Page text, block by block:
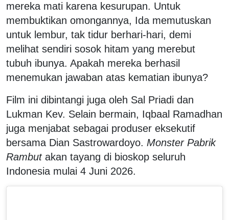
mereka mati karena kesurupan. Untuk
membuktikan omongannya, Ida memutuskan
untuk lembur, tak tidur berhari-hari, demi
melihat sendiri sosok hitam yang merebut
tubuh ibunya. Apakah mereka berhasil
menemukan jawaban atas kematian ibunya?
Film ini dibintangi juga oleh Sal Priadi dan
Lukman Kev. Selain bermain, Iqbaal Ramadhan
juga menjabat sebagai produser eksekutif
bersama Dian Sastrowardoyo. Monster Pabrik
Rambutakan tayang di bioskop seluruh
Indonesia mulai 4 Juni 2026.